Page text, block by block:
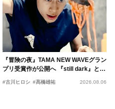
『冒険の夜』TAMA NEW WAVEグラン
プリ受賞作が公開へ 『still dark』と同
時上映決定
#古川ヒロシ #髙橋雄祐 2026.08.06